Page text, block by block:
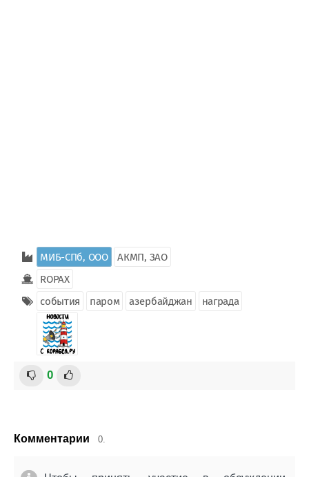
МИБ-СПб, ООО
АКМП, ЗАО
ROPAX
события
паром азербайджан награда
0
Комментарии 0.